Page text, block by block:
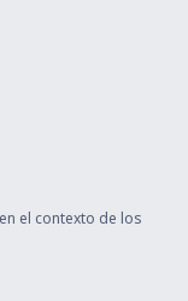
el contexto de los